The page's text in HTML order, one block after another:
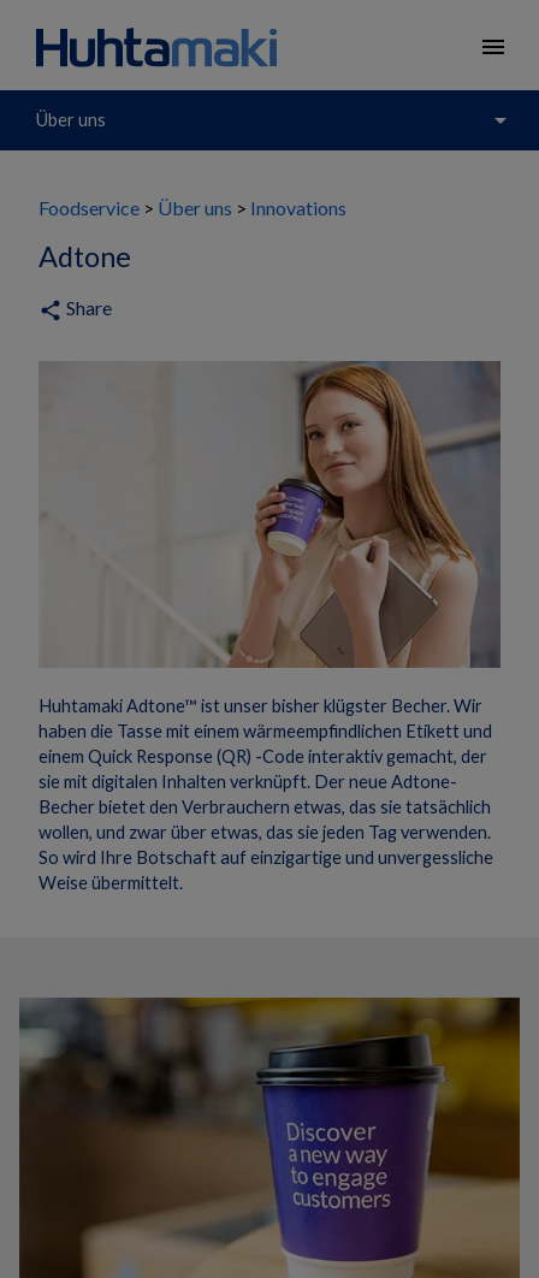
menu
Über uns arrow_drop_down
Foodservice Über uns Innovations
Adtone
share Share
Huhtamaki Adtone™ ist unser bisher klügster Becher.Wir
haben die Tasse mit einem wärmeempfindlichen Etikett und
einem Quick Response (QR) -Code interaktiv gemacht, der
sie mit digitalen Inhalten verknüpft. Der neue Adtone-
Becher bietet den Verbrauchern etwas, das sie tatsächlich
wollen, und zwar über etwas, das sie jeden Tag verwenden.
So wird Ihre Botschaft auf einzigartige und unvergessliche
Weise übermittelt.